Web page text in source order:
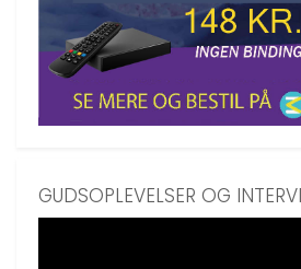
GUDSOPLEVELSER OG